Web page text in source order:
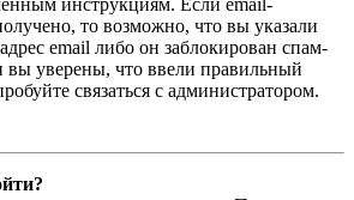
инструкциям. Если email-
то возможно, что вы указали
email либо он заблокирован спам-
вы уверены, что ввели правильный
связаться с администратором.